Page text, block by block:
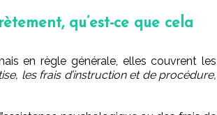
qu’est-ce que cela
en règle générale, elles couvrent les
les frais d’instruction et de procédure,